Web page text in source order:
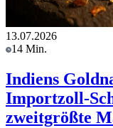
13.07.2026
14 Min.
Indiens
Importzoll-
zweitgrößte